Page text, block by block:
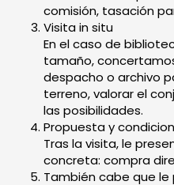
comisión, tasación
Visita in situ
En el caso de
tamaño,
despacho o archivo
terreno, valorar el
las posibilidades.
Propuesta y
Tras la visita, le
concreta: compra
También cabe que